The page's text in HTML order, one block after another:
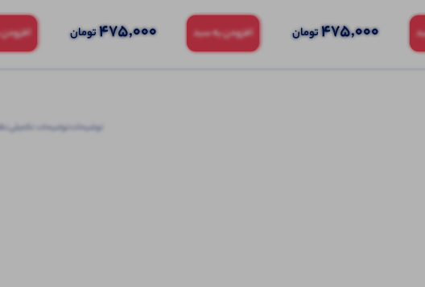
475,000تومان افزودن به سبد 475,000تومان
توضیحات توضیحات تکمیلی